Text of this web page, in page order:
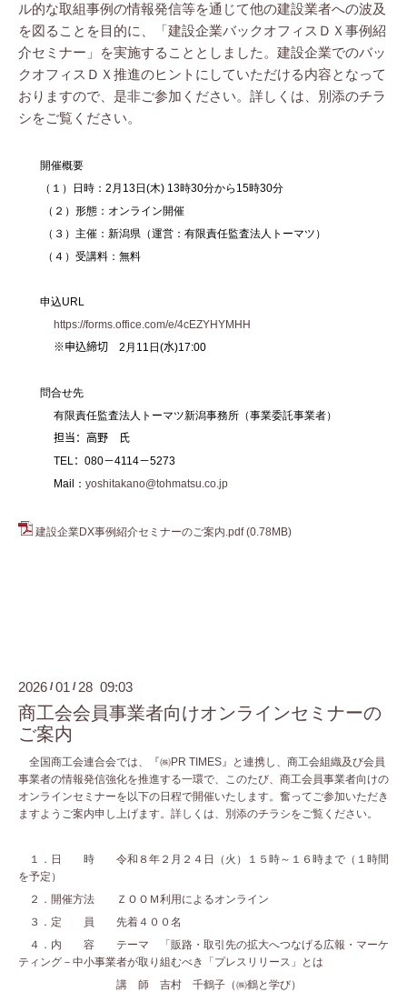
ル的な取組事例の情報発信等を通じて他の建設業者への波及
を図ることを目的に、「建設企業バックオフィスＤＸ事例紹
介セミナー」を実施することとしました。 建設企業でのバッ
クオフィスＤＸ推進のヒントにしていただける内容となって
おりますので、是非ご参加ください。詳しくは、別添のチラ
シをご覧ください。
開催概要
（１）
日時： 2 月 13日(木) 13時30分から 15時30分
（２） 形態：オンライン開催
（３） 主催：新潟県（運営：有限責任監査法人トーマツ）
（４） 受講料：無料
申込URL
https://forms.office.com/e/4cEZYHYMHH
※申込締切 2 月 11 日(水)17:00
問合せ先
有限責任監査法人トーマツ新潟事務所（事業委託事業者）
担当：高野 氏
TEL ： 080－4114－5273
Mail ： yoshitakano@tohmatsu.co.jp
建設企業DX事例紹介セミナーのご案内.pdf (0.78MB)
2026 /01 / 28 09:03
商工会会員事業者向けオンラインセミナーの
ご案内
全国商工会連合会では、『㈱PR TIMES』と連携し、商工会組織及び会員
事業者の情報発信強化を推進する一環で、このたび、商工会員事業者向けの
オンラインセミナーを以下の日程で開催いたします。奮ってご参加いただき
ますようご案内申し上げます。詳しくは、別添のチラシをご覧ください。
１．日 時 令和８年２月２４日（火）１５時～１６時まで（１時間
を予定）
２．開催方法 ＺＯＯＭ利用によるオンライン
３．定 員 先着４００名
４．内 容 テーマ 「販路・取引先の拡大へつなげる広報・マーケ
ティング－中小事業者が取り組むべき「プレスリリース」とは
講 師 吉村 千鶴子（㈱鶴と学び）